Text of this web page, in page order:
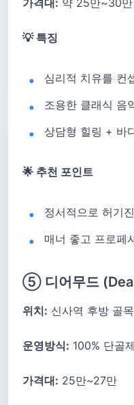
가격대: 약 25만~30만
💡 특징
심리적 치유를 컨
조용한 클래식 음
상담형 힐링 + 바
🌟 추천 포인트
정서적으로 허기
매너 좋고 프로페
⑤ 디어무드
위치: 신사역 후방 골
운영방식: 100% 단골
가격대: 25만~27만